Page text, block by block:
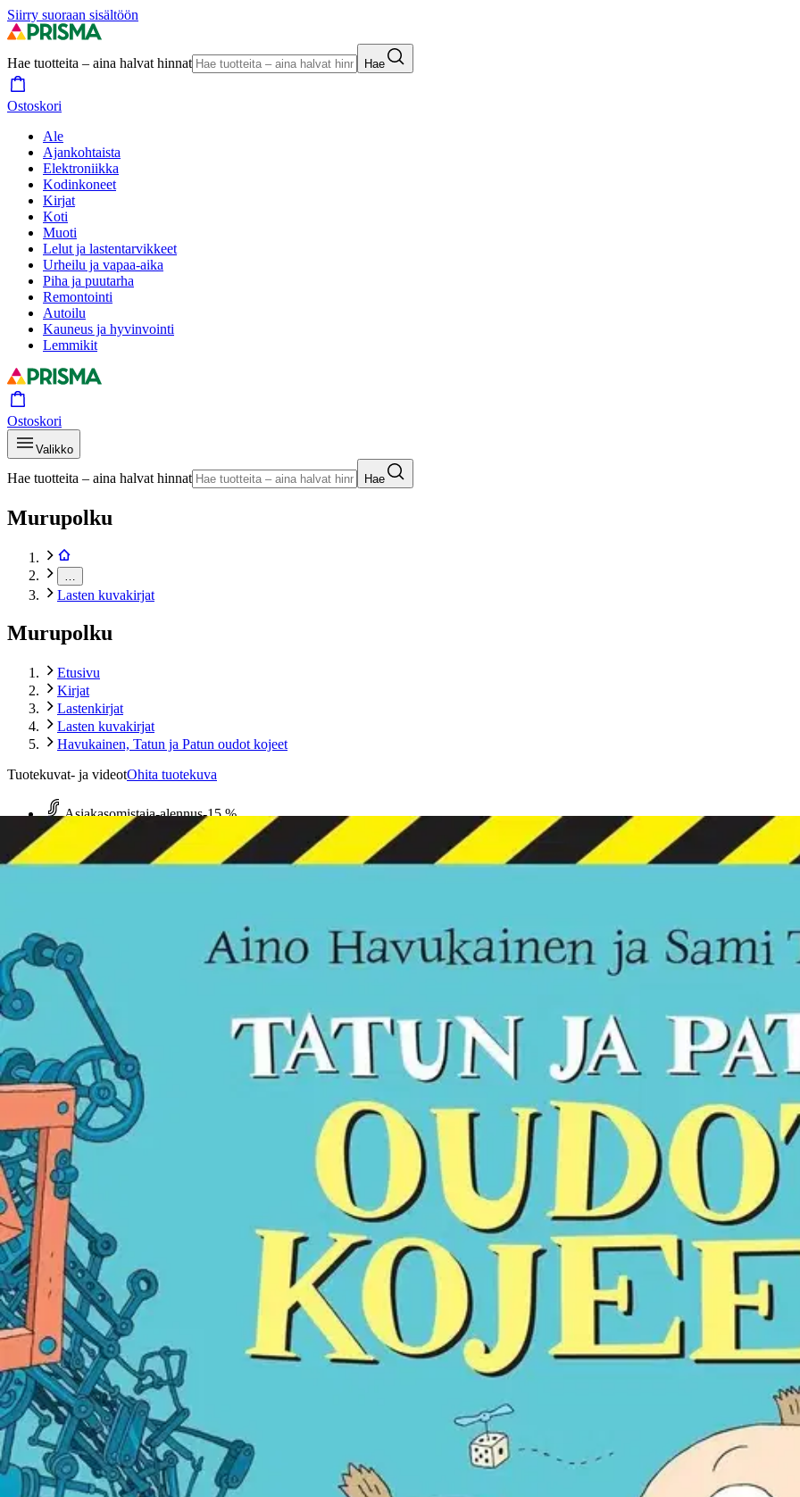
Siirry suoraan sisältöön
Hae tuotteita – aina halvat hinnat Hae
Ostoskori
Ale
Ajankohtaista
Elektroniikka
Kodinkoneet
Kirjat
Koti
Muoti
Lelut ja lastentarvikkeet
Urheilu ja vapaa-aika
Piha ja puutarha
Remontointi
Autoilu
Kauneus ja hyvinvointi
Lemmikit
Ostoskori
Valikko
Hae tuotteita – aina halvat hinnat Hae
Murupolku
Lasten kuvakirjat
Murupolku
Etusivu
Kirjat
Lastenkirjat
Lasten kuvakirjat
Havukainen, Tatun ja Patun oudot kojeet
Tuotekuvat- ja videotOhita tuotekuva
Asiakasomistaja-alennus-15 %
Otava
Havukainen, Tatun ja Patun oudot kojeet
16,96 €
Asiakasomistajahinta
Hinta ilman S-Etukorttia:
Verkkokaupan hinta
Valitse toimitustapa
Nouto myymälästä
Ei saatavilla
Ilmainen toimitus yli 100 €:n tilauksille Postin pakettiautomaattiin tai
Etu ei koske Suuri‑lisäpalvelulla toimitettavia tuotteita.
Tarkista myymäläsaatavuus
Ei saatavilla